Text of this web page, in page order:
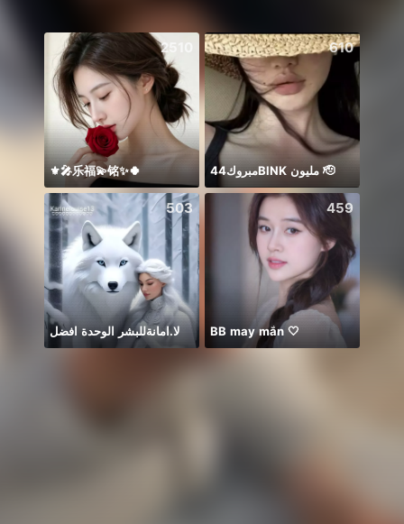
2510
⚜️🎤乐福💫铭✨🍀
610
مبروك44BlNK مليون 🫡
503
لا.امانةللبشر الوحدة افضل
459
BB may mắn 🤍